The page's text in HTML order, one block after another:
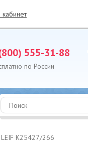
555-31-88
по России
K25427/266